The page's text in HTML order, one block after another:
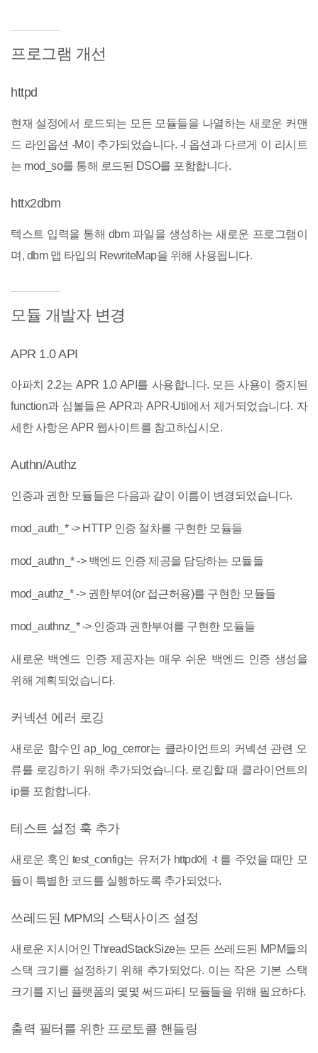
프로그램 개선
httpd
현재 설정에서 로드되는 모든 모듈들을 나열하는 새로운 커맨
드 라인옵션 -M이 추가되었습니다. -l 옵션과 다르게 이 리시트
는 mod_so를 통해 로드된 DSO를 포함합니다.
httx2dbm
텍스트 입력을 통해 dbm 파일을 생성하는 새로운 프로그램이
며, dbm 맵 타입의 RewriteMap을 위해 사용됩니다.
모듈 개발자 변경
APR 1.0 API
아파치 2.2는 APR 1.0 API를 사용합니다. 모든 사용이 중지된
function과 심볼들은 APR과 APR-Util에서 제거되었습니다. 자
세한 사항은 APR 웹사이트를 참고하십시오.
Authn/Authz
인증과 권한 모듈들은 다음과 같이 이름이 변경되었습니다.
mod_auth_* -> HTTP 인증 절차를 구현한 모듈들
mod_authn_* -> 백엔드 인증 제공을 담당하는 모듈들
mod_authz_* -> 권한부여(or 접근허용)를 구현한 모듈들
mod_authnz_* -> 인증과 권한부여를 구현한 모듈들
새로운 백엔드 인증 제공자는 매우 쉬운 백엔드 인증 생성을
위해 계획되었습니다.
커넥션 에러 로깅
새로운 함수인 ap_log_cerror는 클라이언트의 커넥션 관련 오
류를 로깅하기 위해 추가되었습니다. 로깅할 때 클라이언트의
ip를 포함합니다.
테스트 설정 훅 추가
새로운 훅인 test_config는 유저가 httpd에 -t 를 주었을 때만 모
듈이 특별한 코드를 실행하도록 추가되었다.
쓰레드된 MPM의 스택사이즈 설정
새로운 지시어인 ThreadStackSize는 모든 쓰레드된 MPM들의
스택 크기를 설정하기 위해 추가되었다. 이는 작은 기본 스택
크기를 지닌 플랫폼의 몇몇 써드파티 모듈들을 위해 필요하다.
출력 필터를 위한 프로토콜 핸들링